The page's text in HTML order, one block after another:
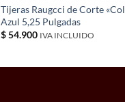
Tijeras Raugcci de Corte
Azul 5,25 Pulgadas
$54.900 IVA INCLUIDO